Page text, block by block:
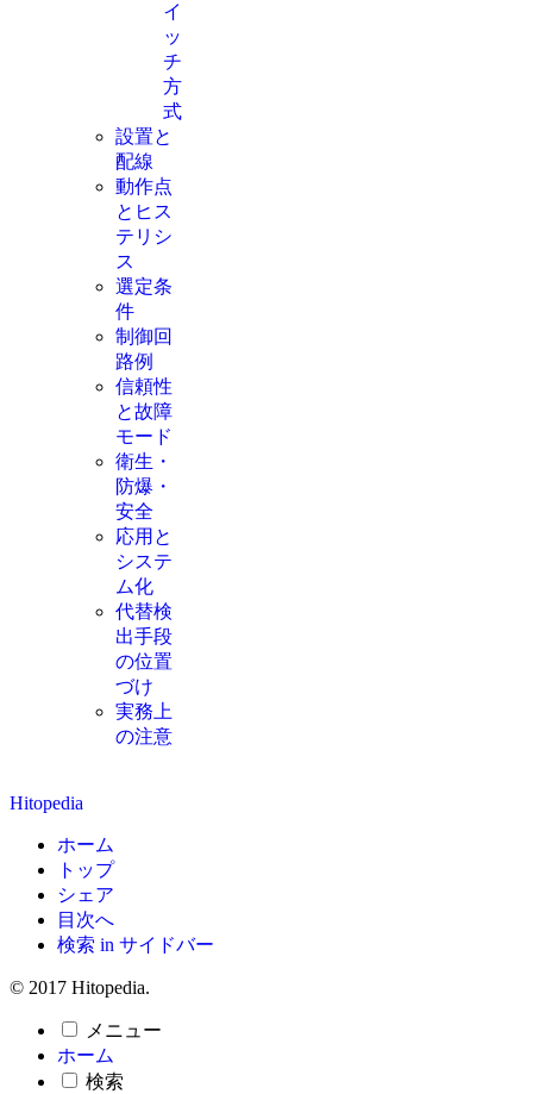
イ
ッ
チ
方
式
設置と
配線
動作点
とヒス
テリシ
ス
選定条
件
制御回
路例
信頼性
と故障
モード
衛生・
防爆・
安全
応用と
システ
ム化
代替検
出手段
の位置
づけ
実務上
の注意
Hitopedia
ホーム
トップ
シェア
目次へ
検索 in サイドバー
© 2017 Hitopedia.
メニュー
ホーム
検索